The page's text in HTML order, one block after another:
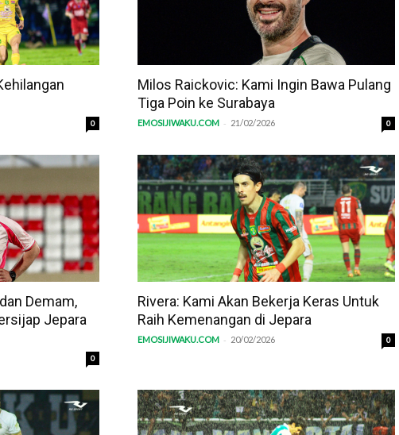
0
Milos Raickovic: Kami Ingin Bawa Pulang
Tiga Poin ke Surabaya
EMOSIJIWAKU.COM - 21/02/2026 0
Demam,
Jepara
0
Rivera: Kami Akan Bekerja Keras Untuk
Raih Kemenangan di Jepara
EMOSIJIWAKU.COM - 20/02/2026 0